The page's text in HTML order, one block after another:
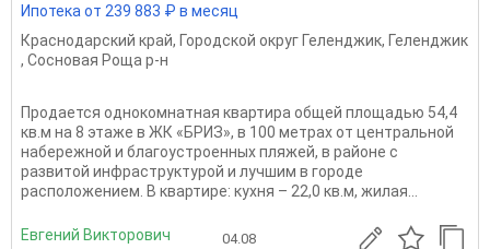
Ипотека от 239 883 ₽ в месяц
Краснодарский край, Городской округ Геленджик, Геленджик
, Сосновая Роща р-н
Продается однокомнатная квартира общей площадью 54,4
кв.м на 8 этаже в ЖК «БРИЗ», в 100 метрах от центральной
набережной и благоустроенных пляжей, в районе с
развитой инфраструктурой и лучшим в городе
расположением. В квартире: кухня – 22,0 кв.м, жилая...
Евгений Викторович 04.08